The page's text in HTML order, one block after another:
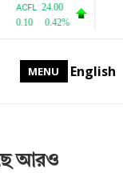
MENU English
আরও